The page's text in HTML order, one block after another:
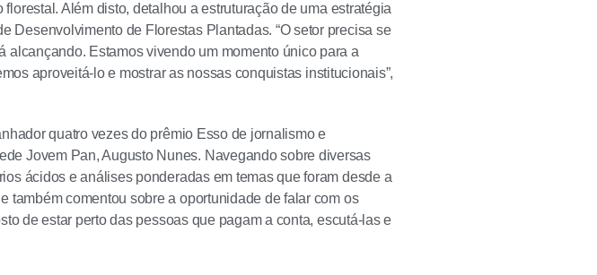
Além disto, detalhou a estruturação de uma estratégia
Desenvolvimento de Florestas Plantadas. “O setor precisa se
Estamos vivendo um momento único para a
aproveitá-lo e mostrar as nossas conquistas institucionais”,
quatro vezes do prêmio Esso de jornalismo e
Jovem Pan, Augusto Nunes. Navegando sobre diversas
ácidos e análises ponderadas em temas que foram desde a
também comentou sobre a oportunidade de falar com os
de estar perto das pessoas que pagam a conta, escutá-las e